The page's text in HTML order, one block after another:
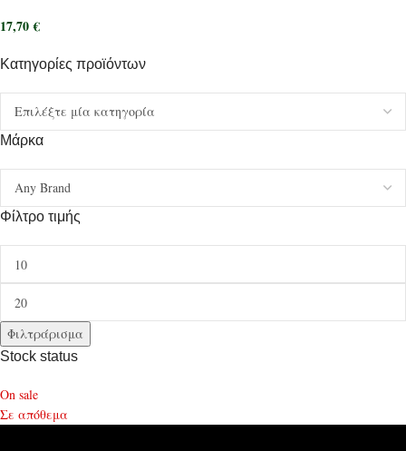
Κατηγορίες προϊόντων
Μάρκα
Φίλτρο τιμής
Φιλτράρισμα
Stock status
On sale
Σε απόθεμα
17,70€